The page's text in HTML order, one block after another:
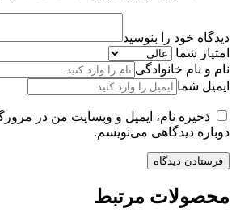
دیدگاه خود را بنوسید
امتیاز شما
نام و نام خانوادگی
ایمیل شما
ذخیره نام، ایمیل و وبسایت من در
دوباره دیدگاهی می‌نویسم.
محصولات مرتبط